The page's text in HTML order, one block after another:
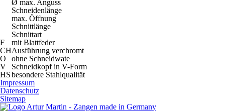
Ø max. Anguss
Schneidenlänge
max. Öffnung
Schnittlänge
Schnittart
F
mit Blattfeder
CHAusführung verchromt
O
ohne Schneidwate
V
Schneidkopf in V-Form
HSbesondere Stahlqualität
Impressum
Datenschutz
Sitemap